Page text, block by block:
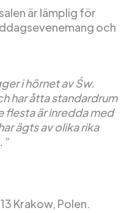
är lämplig för
och
i hörnet av Św.
har åtta standardrum
flesta är inredda med
ägts av olika rika
Krakow, Polen.